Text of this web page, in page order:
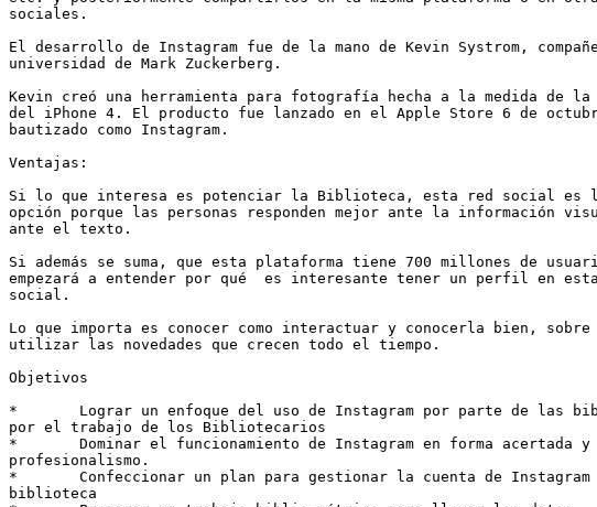
sociales.
El desarrollo de Instagram fue de la mano de Kevin Systrom,
universidad de Mark Zuckerberg.
Kevin creó una herramienta para fotografía hecha a la medida de la
del iPhone 4. El producto fue lanzado en el Apple Store 6 de
bautizado como Instagram.
Ventajas:
Si lo que interesa es potenciar la Biblioteca, esta red social es
opción porque las personas responden mejor ante la información
ante el texto.
Si además se suma, que esta plataforma tiene 700 millones de
empezará a entender por qué  es interesante tener un perfil en
social.
Lo que importa es conocer como interactuar y conocerla bien, sobre
utilizar las novedades que crecen todo el tiempo.
Objetivos
*	Lograr un enfoque del uso de Instagram por parte de las bibliotecas
por el trabajo de los Bibliotecarios
*	Dominar el funcionamiento de Instagram en forma acertada y con
profesionalismo.
*	Confeccionar un plan para gestionar la cuenta de Instagram de la
biblioteca